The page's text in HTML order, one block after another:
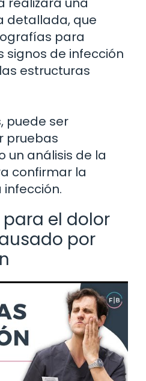
detallada, que
para
signos de infección
estructuras
puede ser
pruebas
un análisis de la
confirmar la
el dolor
por